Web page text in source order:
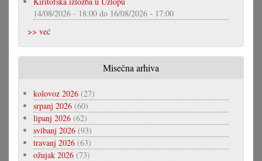
14/08/2026 - 18:00 do 16/08/2026 - 17:00
>> već
Misečna arhiva
kolovoz 2026 (27)
srpanj 2026 (60)
lipanj 2026 (62)
svibanj 2026 (93)
travanj 2026 (63)
ožujak 2026 (73)